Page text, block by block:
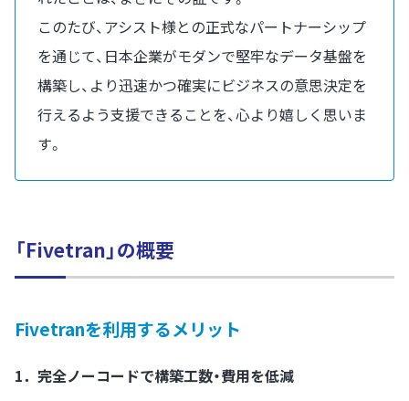
このたび、アシスト様との正式なパートナーシップ
を通じて、日本企業がモダンで堅牢なデータ基盤を
構築し、より迅速かつ確実にビジネスの意思決定を
行えるよう支援できることを、心より嬉しく思いま
す。
「Fivetran」の概要
Fivetranを利用するメリット
1．完全ノーコードで構築工数・費用を低減